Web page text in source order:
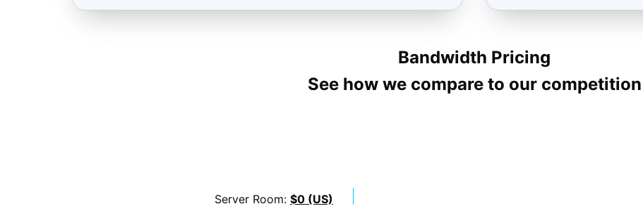
Bandwidth Pricing
See how we compare to our competition
Server Room: $0 (US)